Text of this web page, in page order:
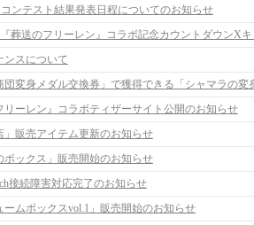
ンテスト結果発表日程についてのお知らせ
ンスについて
リーレン』コラボティザーサイト公開のお知らせ
」販売アイテム更新のお知らせ
ボックス」販売開始のお知らせ
接続障害対応完了のお知らせ
ームボックスvol.1」販売開始のお知らせ